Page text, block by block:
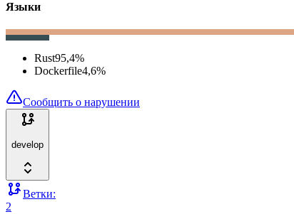
Языки
Rust95,4%
Dockerfile4,6%
Сообщить о нарушении
develop
Ветки:
2